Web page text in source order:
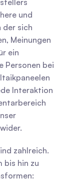
und
der sich
Meinungen
ein
Personen bei
Interaktion
zahlreich.
bis hin zu